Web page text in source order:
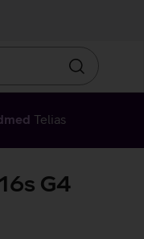
Otsin
Telias
G4